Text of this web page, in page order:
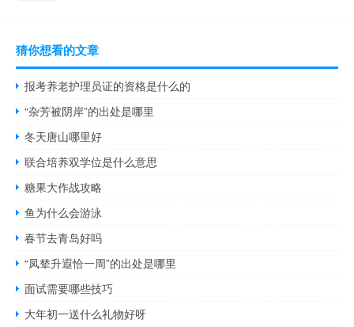
猜你想看的文章
报考养老护理员证的资格是什么的
“杂芳被阴岸”的出处是哪里
冬天唐山哪里好
联合培养双学位是什么意思
糖果大作战攻略
鱼为什么会游泳
春节去青岛好吗
“凤辇升遐恰一周”的出处是哪里
面试需要哪些技巧
大年初一送什么礼物好呀